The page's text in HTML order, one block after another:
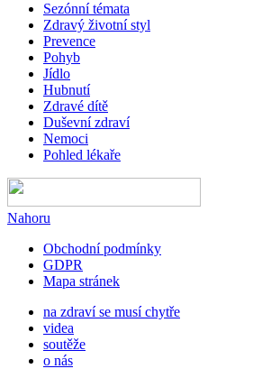
Sezónní témata
Zdravý životní styl
Prevence
Pohyb
Jídlo
Hubnutí
Zdravé dítě
Duševní zdraví
Nemoci
Pohled lékaře
Nahoru
Obchodní podmínky
GDPR
Mapa stránek
na zdraví se musí chytře
videa
soutěže
o nás